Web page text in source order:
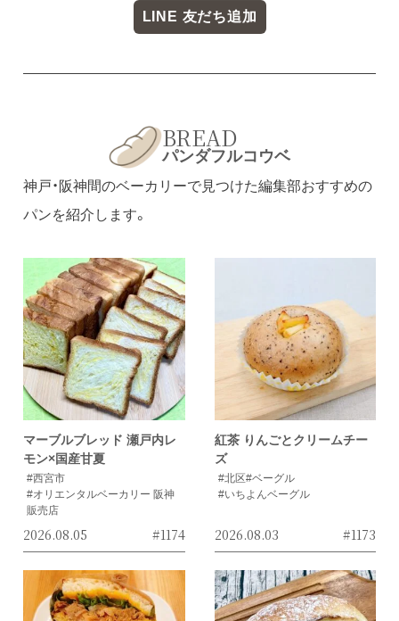
LINE 友だち追加
BREAD
パンダフルコウベ
神戸・阪神間のベーカリーで見つけた編集部おすすめの
パンを紹介します。
マーブルブレッド 瀬戸内レ
モン×国産甘夏
#西宮市
#オリエンタルベーカリー 阪神
販売店
2026.08.05 #1174
紅茶 りんごとクリームチー
ズ
#北区#ベーグル
#いちよんベーグル
2026.08.03 #1173